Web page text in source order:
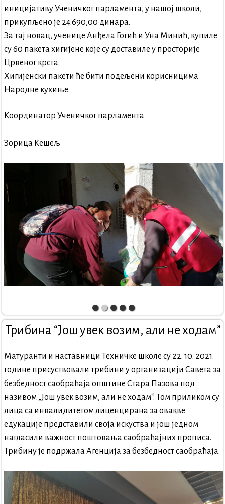
иницијативу Ученичког парламента, у нашој школи,
прикупљено је 24.690,00 динара.
За тај новац, ученице Анђела Гогић и Уна Минић, купиле
су 60 пакета хигијене које су доставиле у просторије
Црвеног крста.
Хигијенски пакети ће бити подељени корисницима
Народне кухиње.
Координатор Ученичког парламента
Зорица Кешељ
Трибина “Још увек возим, али не ходам”
Матуранти и наставници Техничке школе су 22. 10. 2021.
године присуствовали трибини у организацији Савета за
безбедност саобраћаја општине Стара Пазова под
називом „Још увек возим, али не ходам“. Том приликом су
лица са инвалидитетом лиценцирана за овакве
едукације представили своја искуства и још једном
нагласили важност поштовања саобраћајних прописа.
Трибину је подржала Агенциja за безбедност саобраћаја.